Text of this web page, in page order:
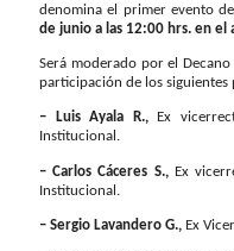
denomina el primer evento
de junio a las 12:00 hrs. en el
Será moderado por el
participación de los siguientes
– Luis Ayala R.,Ex
Institucional.
– Carlos Cáceres S.,Ex
Institucional.
– Sergio Lavandero G., Ex